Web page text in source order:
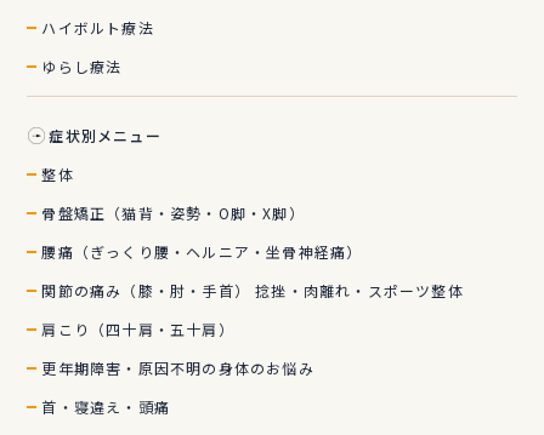
ハイボルト療法
ゆらし療法
症状別メニュー
整体
骨盤矯正（猫背・姿勢・O脚・X脚）
腰痛（ぎっくり腰・ヘルニア・坐骨神経痛）
関節の痛み（膝・肘・手首） 捻挫・肉離れ・スポーツ整体
肩こり（四十肩・五十肩）
更年期障害・原因不明の身体のお悩み
首・寝違え・頭痛